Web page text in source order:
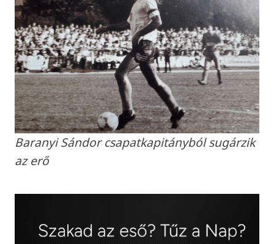
Baranyi Sándor csapatkapitányból sugárzik
az erő